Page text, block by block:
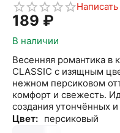
‍189‍ ₽
В наличии
Весенняя романтика в
CLASSIC с изящным
нежном персиковом
комфорт и свежесть.
создания утончённых
Цвет: персиковый